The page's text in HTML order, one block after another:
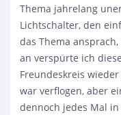
Thema jahrelang
Lichtschalter, den
das Thema
an verspürte ich
Freundeskreis
war verflogen, aber
dennoch jedes Mal